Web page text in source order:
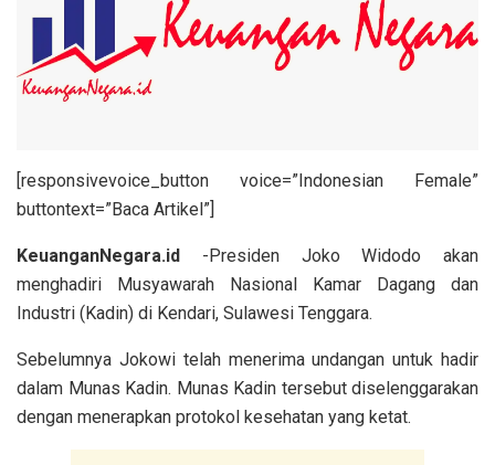
[responsivevoice_button voice=”Indonesian Female”
buttontext=”Baca Artikel”]
KeuanganNegara.id -Presiden Joko Widodo akan
menghadiri Musyawarah Nasional Kamar Dagang dan
Industri (Kadin) di Kendari, Sulawesi Tenggara.
Sebelumnya Jokowi telah menerima undangan untuk hadir
dalam Munas Kadin. Munas Kadin tersebut diselenggarakan
dengan menerapkan protokol kesehatan yang ketat.